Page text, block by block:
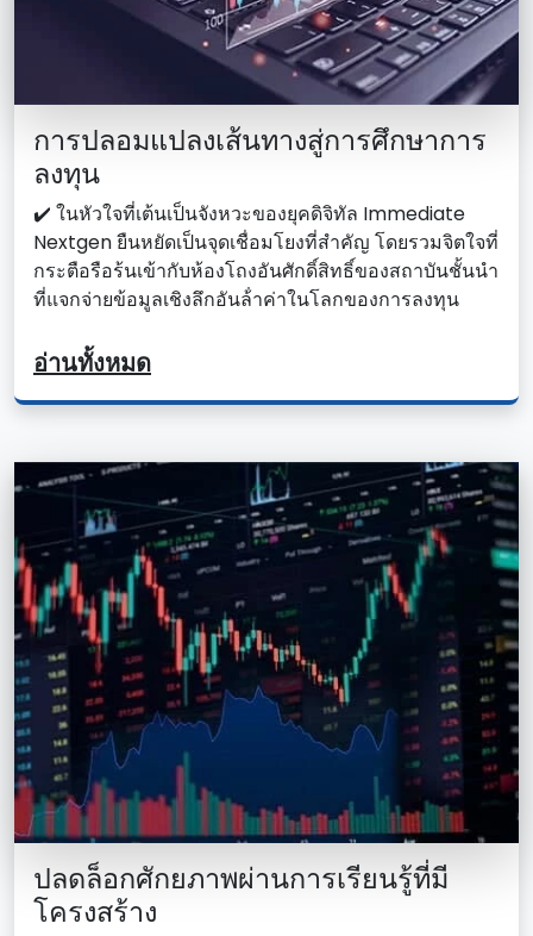
การปลอมแปลงเส้นทางสู่การศึกษาการ
ลงทุน
✔️ ในหัวใจที่เต้นเป็นจังหวะของยุคดิจิทัล Immediate
Nextgen ยืนหยัดเป็นจุดเชื่อมโยงที่สําคัญ โดยรวมจิตใจที่
กระตือรือร้นเข้ากับห้องโถงอันศักดิ์สิทธิ์ของสถาบันชั้นนํา
ที่แจกจ่ายข้อมูลเชิงลึกอันล้ําค่าในโลกของการลงทุน
อ่านทั้งหมด
ปลดล็อกศักยภาพผ่านการเรียนรู้ที่มี
โครงสร้าง